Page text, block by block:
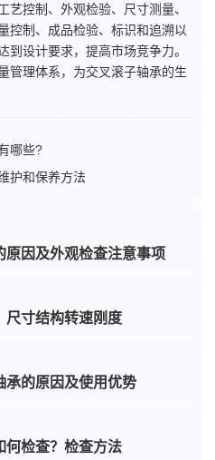
艺控制、外观检验、尺寸测量、
控制、成品检验、标识和追溯以
到设计要求，提高市场竞争力。
管理体系，为交叉滚子轴承的生
哪些?
护和保养方法
原因及外观检查注意事项
尺寸结构转速刚度
承的原因及使用优势
何检查？检查方法